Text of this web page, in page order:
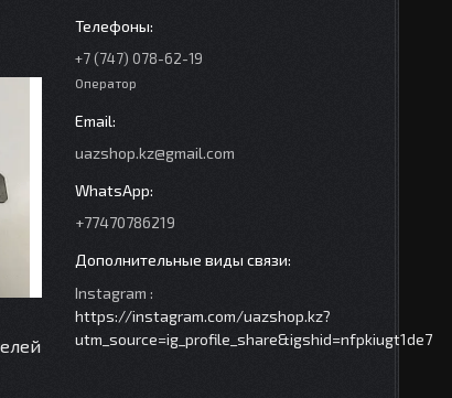
+7 (747) 078-62-19
Оператор
uazshop.kz@gmail.com
+77470786219
Instagram
https://instagram.com/uazshop.kz?
utm_source=ig_profile_share&igshid=nfpkiugt1de7